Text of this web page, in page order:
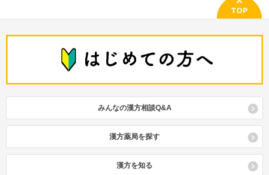
みんなの漢方相談Q&A
漢方薬局を探す
漢方を知る